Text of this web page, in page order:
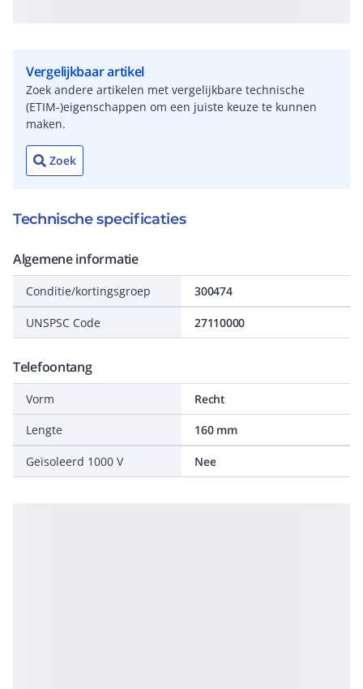
Vergelijkbaar artikel
Zoek andere artikelen met vergelijkbare technische
(ETIM-)eigenschappen om een juiste keuze te kunnen
maken.
Zoek
Technische specificaties
Algemene informatie
Conditie/kortingsgroep 300474
UNSPSC Code 27110000
Telefoontang
Vorm
Recht
Lengte
160 mm
Geïsoleerd 1000 V Nee